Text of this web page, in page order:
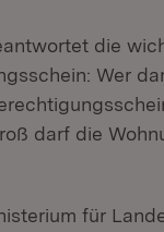
die
Wer
darf die
für